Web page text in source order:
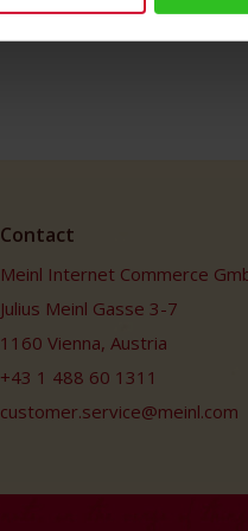
Contact
Meinl Internet Commerce
Julius Meinl Gasse 3-7
1160 Vienna, Austria
+43 1 488 60 1311
customer.service@meinl.com